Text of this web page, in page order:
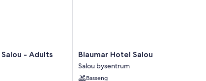
43 tommers smart-TV med digital-TV
Garderobeskap, kjøkken og mini-kjøleskap
- Adults
Blaumar
Hotel
Salou
Blaumar Hotel Salou
Salou bysentrum
Basseng